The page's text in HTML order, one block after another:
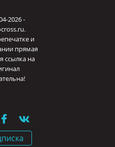
2026 -
и
прямая
ссылка на